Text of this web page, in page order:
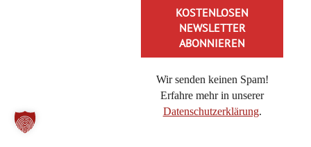
Wir senden keinen Spam!
Erfahre mehr in unserer
Datenschutzerklärung.